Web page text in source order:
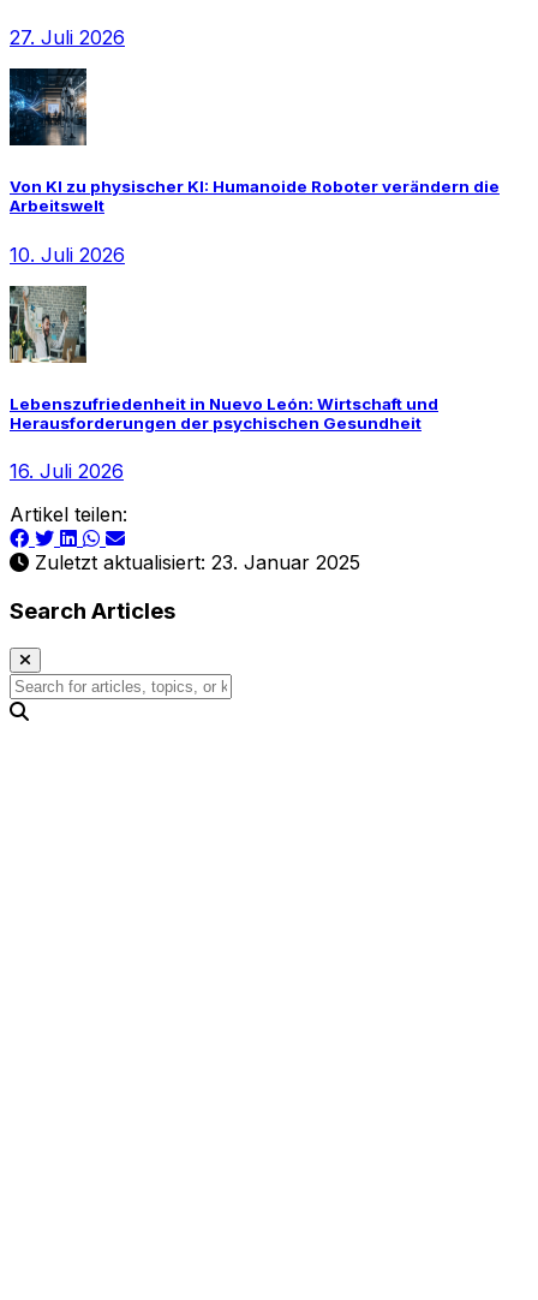
27. Juli 2026
Von KI zu physischer KI: Humanoide Roboter verändern die
Arbeitswelt
10. Juli 2026
Lebenszufriedenheit in Nuevo León: Wirtschaft und
Herausforderungen der psychischen Gesundheit
16. Juli 2026
Artikel teilen:
Zuletzt aktualisiert: 23. Januar 2025
Search Articles